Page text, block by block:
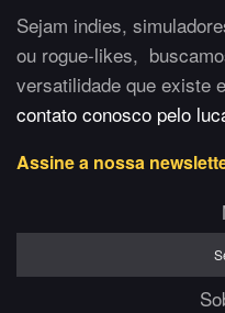
Sejam indies,
ou rogue-likes,
versatilidade que existe
contato conosco pelo
Assine a nossa